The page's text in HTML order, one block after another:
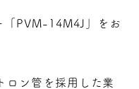
「PVM-14M4J」をお
ロン管を採用した業